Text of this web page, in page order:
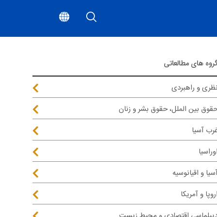
های مطالعاتی
نظری و راهبردی
بین الملل، حقوق بشر و زنان
آسیا
اوراسیا
و اقیانوسیه
اروپا و آمریکا